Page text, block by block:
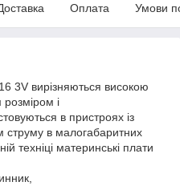
Оплата Умови
3V вирізняються високою
і
в пристроях із
струму в малогабаритних
техніці материнські плати